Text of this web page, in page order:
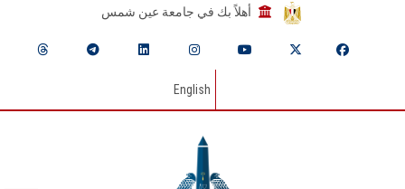
أهلاً بك في جامعة عين شمس
English